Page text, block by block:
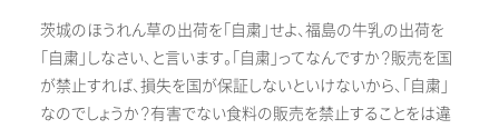
茨城のほうれん草の出荷を「自粛」せよ、福島の牛乳の出荷を
「自粛」しなさい、と言います。「自粛」ってなんですか？販売を国
が禁止すれば、損失を国が保証しないといけないから、「自粛」
なのでしょうか？有害でない食料の販売を禁止することをは違